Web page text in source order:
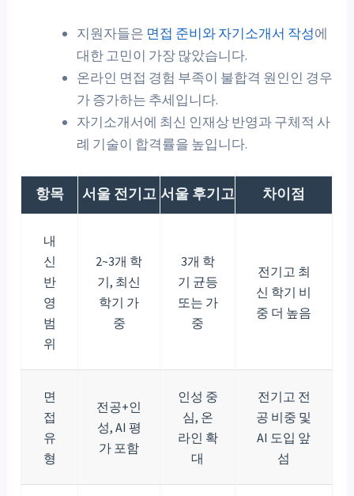
지원자들은 면접 준비와 자기소개서 작성에
대한 고민이 가장 많았습니다.
온라인 면접 경험 부족이 불합격 원인인 경우
가 증가하는 추세입니다.
자기소개서에 최신 인재상 반영과 구체적 사
례 기술이 합격률을 높입니다.
항목 서울 전기고 서울 후기고 차이점
내
신
반
영
범
위
2~3개 학
기, 최신
학기 가
중
3개 학
기 균등
또는 가
중
전기고 최
신 학기 비
중 더 높음
면
접
유
형
전공+인
성, AI 평
가 포함
인성 중
심, 온
라인 확
대
전기고 전
공 비중 및
AI 도입 앞
섬